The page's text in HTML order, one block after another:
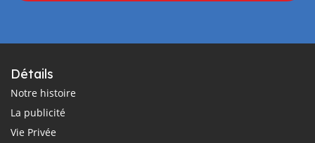
Détails
Notre histoire
La publicité
Vie Privée